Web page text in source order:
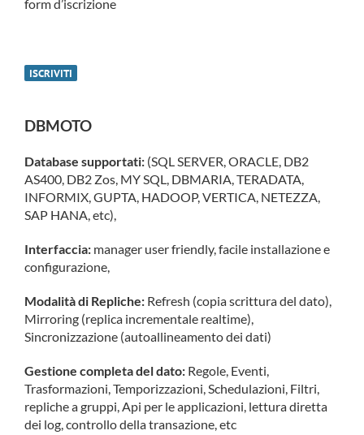
form d’iscrizione
ISCRIVITI
DBMOTO
Database supportati: (SQL SERVER, ORACLE, DB2
AS400, DB2 Zos, MY SQL, DBMARIA, TERADATA,
INFORMIX, GUPTA, HADOOP, VERTICA, NETEZZA,
SAP HANA, etc),
Interfaccia: manager user friendly, facile installazione e
configurazione,
Modalità di Repliche: Refresh (copia scrittura del dato),
Mirroring (replica incrementale realtime),
Sincronizzazione (autoallineamento dei dati)
Gestione completa del dato: Regole, Eventi,
Trasformazioni, Temporizzazioni, Schedulazioni, Filtri,
repliche a gruppi, Api per le applicazioni, lettura diretta
dei log, controllo della transazione, etc